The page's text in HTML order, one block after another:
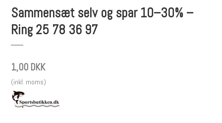
Sammensæt selv og spar 10–30% –
Ring 25 78 36 97
1,00 DKK
(inkl. moms)